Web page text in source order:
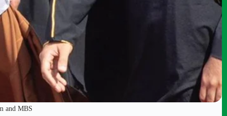
and MBS